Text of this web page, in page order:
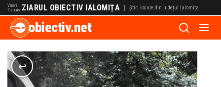
Vineri
7 augustZIARUL OBIECTIV IALOMIȚA | Știri locale din județul Ialomița
obiectiv.net